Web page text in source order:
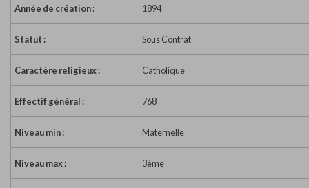
Année de création : 1894
Statut : Sous Contrat
Caractère religieux : Catholique
Effectif général : 768
Niveau min : Maternelle
Niveau max : 3ème